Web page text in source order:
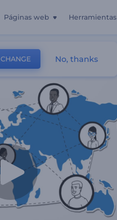
Páginas web Herramientas
CHANGE No, thanks